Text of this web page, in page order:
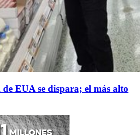
EUA se dispara; el más alto